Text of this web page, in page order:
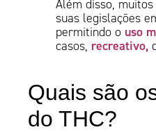
Além disso,
suas legislações
permitindo o uso
casos, recreativo,
Quais são
do THC?